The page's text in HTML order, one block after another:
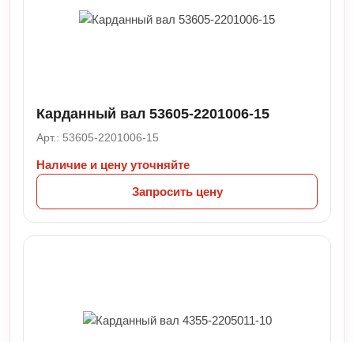
Карданный вал 53605-2201006-15
Арт.: 53605-2201006-15
Наличие и цену уточняйте
Запросить цену